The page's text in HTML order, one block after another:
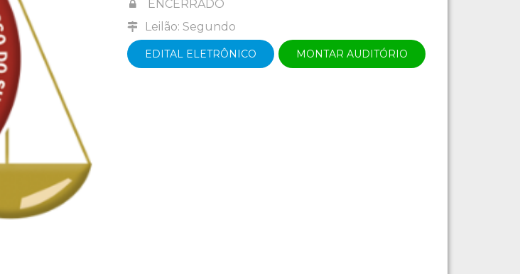
ENCERRADO
Leilão: Segundo
EDITAL ELETRÔNICO MONTAR AUDITÓRIO